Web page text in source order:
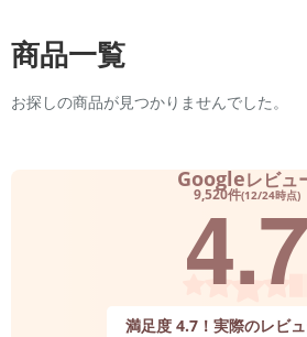
商品一覧
お探しの商品が見つかりませんでした。
Googleレビュ
9,520件(12/24時点)
4.7
満足度 4.7！実際のレビ